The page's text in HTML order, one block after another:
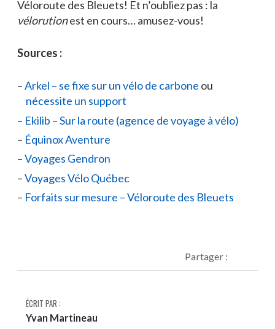
Véloroute des Bleuets! Et n’oubliez pas : la
vélorutionest en cours… amusez-vous!
Sources :
Arkel – se fixe sur un vélo de carbone ou
nécessite un support
Ekilib – Sur la route (agence de voyage à vélo)
Équinox Aventure
Voyages Gendron
Voyages Vélo Québec
Forfaits sur mesure – Véloroute des Bleuets
Partager :
ÉCRIT PAR :
Yvan Martineau